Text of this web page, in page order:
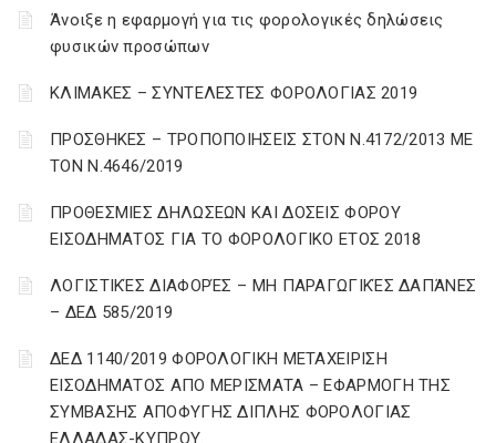
Άνοιξε η εφαρμογή για τις φορολογικές δηλώσεις
φυσικών προσώπων
ΚΛΙΜΑΚΕΣ – ΣΥΝΤΕΛΕΣΤΕΣ ΦΟΡΟΛΟΓΙΑΣ 2019
ΠΡΟΣΘΗΚΕΣ – ΤΡΟΠΟΠΟΙΗΣΕΙΣ ΣΤΟΝ Ν.4172/2013 ΜΕ
ΤΟΝ Ν.4646/2019
ΠΡΟΘΕΣΜΙΕΣ ΔΗΛΩΣΕΩΝ ΚΑΙ ΔΟΣΕΙΣ ΦΟΡΟΥ
ΕΙΣΟΔΗΜΑΤΟΣ ΓΙΑ ΤΟ ΦΟΡΟΛΟΓΙΚΟ ΕΤΟΣ 2018
ΛΟΓΙΣΤΙΚΈΣ ΔΙΑΦΟΡΈΣ – ΜΗ ΠΑΡΑΓΩΓΙΚΈΣ ΔΑΠΆΝΕΣ
– ΔΕΔ 585/2019
ΔΕΔ 1140/2019 ΦΟΡΟΛΟΓΙΚΗ ΜΕΤΑΧΕΙΡΙΣΗ
ΕΙΣΟΔΗΜΑΤΟΣ ΑΠΟ ΜΕΡΙΣΜΑΤΑ – ΕΦΑΡΜΟΓΗ ΤΗΣ
ΣΥΜΒΑΣΗΣ ΑΠΟΦΥΓΗΣ ΔΙΠΛΗΣ ΦΟΡΟΛΟΓΙΑΣ
ΕΛΛΑΔΑΣ-ΚΥΠΡΟΥ.